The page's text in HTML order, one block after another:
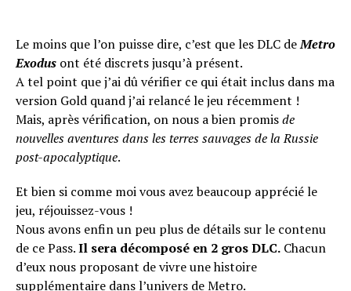
Le moins que l’on puisse dire, c’est que les DLC deMetro
Exodus ont été discrets jusqu’à présent.
A tel point que j’ai dû vérifier ce qui était inclus dans ma
version Gold quand j’ai relancé le jeu récemment !
Mais, après vérification, on nous a bien promisde
nouvelles aventures dans les terres sauvages de la Russie
post-apocalyptique.
Et bien si comme moi vous avez beaucoup apprécié le
jeu, réjouissez-vous !
Nous avons enfin un peu plus de détails sur le contenu
de ce Pass.Il sera décomposé en 2 gros DLC. Chacun
d’eux nous proposant de vivre une histoire
supplémentaire dans l’univers de Metro.